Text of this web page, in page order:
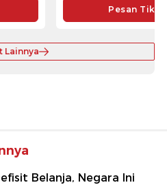
Pesan Tiket
Lainnya
Belanja, Negara Ini